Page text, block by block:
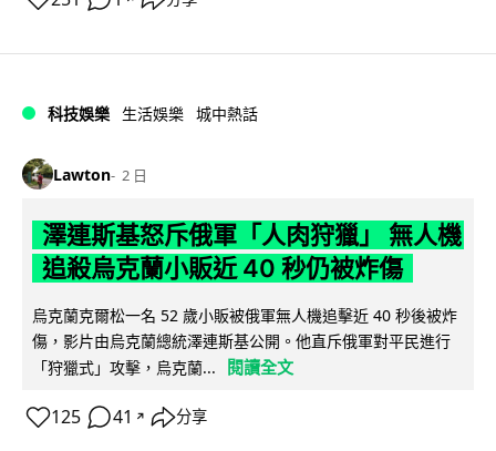
科技娛樂 生活娛樂 城中熱話
Lawton 2 日
澤連斯基怒斥俄軍「人肉狩獵」 無人機
追殺烏克蘭小販近 40 秒仍被炸傷
烏克蘭克爾松一名 52 歲小販被俄軍無人機追擊近 40 秒後被炸
傷，影片由烏克蘭總統澤連斯基公開。他直斥俄軍對平民進行
「狩獵式」攻擊，烏克蘭...
閱讀全文
125 41 ↗ 分享